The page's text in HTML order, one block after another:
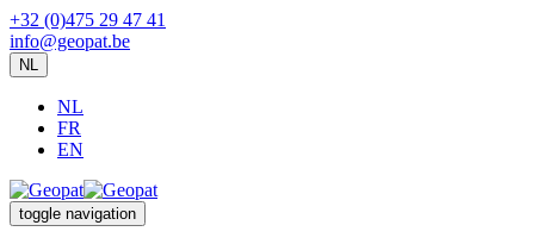
+32 (0)475 29 47 41
info@geopat.be
NL
NL
FR
EN
toggle navigation